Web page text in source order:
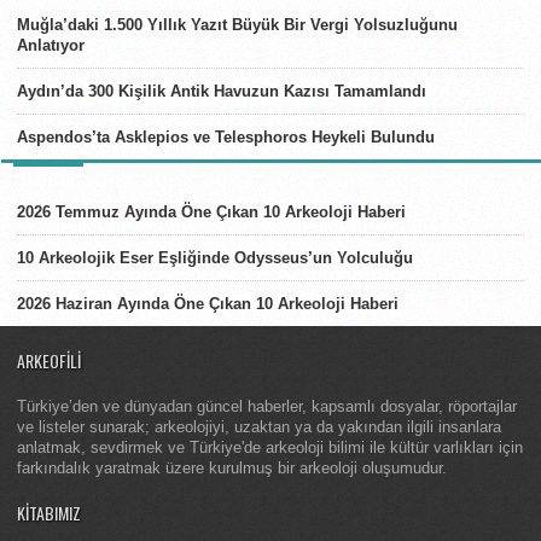
Muğla’daki 1.500 Yıllık Yazıt Büyük Bir Vergi Yolsuzluğunu
Anlatıyor
Aydın’da 300 Kişilik Antik Havuzun Kazısı Tamamlandı
Aspendos’ta Asklepios ve Telesphoros Heykeli Bulundu
2026 Temmuz Ayında Öne Çıkan 10 Arkeoloji Haberi
10 Arkeolojik Eser Eşliğinde Odysseus’un Yolculuğu
2026 Haziran Ayında Öne Çıkan 10 Arkeoloji Haberi
ARKEOFILI
Türkiye’den ve dünyadan güncel haberler, kapsamlı dosyalar, röportajlar
ve listeler sunarak; arkeolojiyi, uzaktan ya da yakından ilgili insanlara
anlatmak, sevdirmek ve Türkiye'de arkeoloji bilimi ile kültür varlıkları için
farkındalık yaratmak üzere kurulmuş bir arkeoloji oluşumudur.
KITABIMIZ